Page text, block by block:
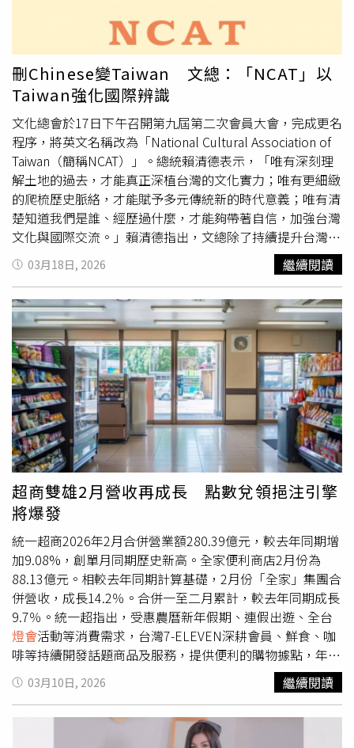
說，這價位偏離行情許多」、「1699都可以吃旭集饗饗
了，第一次看到這麼荒謬的價格」、「吃完還要花200去掛
糖尿病」、「想斂財想瘋了是不是，直接去吃草莓吃到飽都
不用這價格」、「以嘉義燈會
糖葫蘆ㄧ支60元計算，小朋友
一個人吃16支，有可能嗎」、「明明可以用搶的，還是要給
我幾根糖葫蘆。超佛」。不過，也有網友力挺店家的品質，
「各位脆友們，以他家的品質來說真的不貴！不要以嘉義燈
會一隻60來算呀，真的很推，超爆好吃」、「吃過他家的糖
葫蘆，是真的好吃，品質也好，夜市的沒法比較，每次回鹽
水就想去吃，但大概500就飽了」、「其實他們家不缺客人
本業也不是吃到飽，只是特別活動，大家可以息怒」。對於
爭議業者目前仍無回應。
刪Chinese變Taiwan 文總：「NCAT」以
Taiwan強化國際辨識
文化總會於17日下午召開第九屆第二次會員大會，完成更名
程序，將英文名稱改為「National Cultural Association of
Taiwan（簡稱NCAT）」。總統賴清德表示，「唯有深刻理
解土地的過去，才能真正深植台灣的文化實力；唯有更細緻
的爬梳歷史脈絡，才能賦予多元傳統新的時代意義；唯有清
楚知道我們是誰、經歷過什麼，才能夠帶著自信，加強台灣
文化與國際交流。」賴清德指出，文總除了持續提升台灣文
化實力、積極啟用新世代創意能量，更不斷強化台灣文化與
國際交流，像是前幾天剛落幕的台灣
，文總邀請日本睡
魔師結合在地元素創作睡魔燈籠，並與嘉義縣政府合作舉辦
TEAM TAIWAN大遊行，為台灣燈會增添多元的生命力。賴
清德續指，此外，文總推出推廣防災準備的影片、創下收視
佳績的《WE ARE 我們的除夕夜》，以及屢獲國際大獎肯定
的總統府建築光雕展演，不僅讓世界看見台灣的設計力，也
讓文化成為建構國家韌性的重要力量。賴總統說，文總提升
文化實力、發揚文化的任務，其實都建立在認識自己的基礎
上，「唯有深刻理解土地的過去，才能真正深植台灣的文化
實力；唯有更細緻的爬梳歷史脈絡，才能賦予多元傳統新的
時代意義；唯有清楚知道我們是誰、經歷過什麼，才能夠帶
著自信，加強台灣文化與國際交流。」文總秘書長李厚慶說
明，文總原英文名稱為General Association of Chinese
Culture（簡稱GACC），近年隨著文總積極推動國際文化交
流與合作，團隊及會員成員在海外參展、訪問時，經常被詢
問英文名稱使用「Chinese」而非「Taiwan」的原因，因此
調整名稱以更清楚呈現台灣文化定位的討論，逐步在組織內
展開。李厚慶指出，去年2月召開的第九屆第一次會員大
會，就有委員在臨時動議提出「中華文化總會」名稱可能造
成混淆的問題並進行討論；同年12月經執行委員會與諮議委
員會開會後決議，先行調整英文名稱，以「Taiwan」作為對
外呈現。文化總會說明，依照章程規定，文總每年召開一次
會員大會，會員大會授權執行委員會與諮議委員會討論相關
議案，其決議須於下次會員大會報告執行情形並完成程序。
文總在今日會員大會完成相關報告與程序後，英文名稱正式
03月18日, 2026 繼續閱讀
超商雙雄2月營收再成長 點數兌領挹注引擎
將爆發
統一超商2026年2月合併營業額280.39億元，較去年同期增
加9.08%，創單月同期歷史新高。全家便利商店2月份為
88.13億元。相較去年同期計算基礎，2月份「全家」集團合
併營收，成長14.2％。合併一至二月累計，較去年同期成長
9.7％。統一超指出，受惠農曆新年假期、連假出遊、全台
燈會活動等消費需求，台灣7-ELEVEN深耕會員、鮮食、咖
啡等持續開發話題商品及服務，提供便利的購物據點，年節
期間推出開運福袋、全店滿額與鮮食抽購物金、
OPENPOINT點數抽獎等活動獎金及獎品總價約5千萬元，
有效提升來客、拉抬相關業績。轉投資事業方面，菲律賓7-
ELEVEN、悠旅生活(星巴克)、統一生活(康是美)、統一速
03月10日, 2026 繼續閱讀